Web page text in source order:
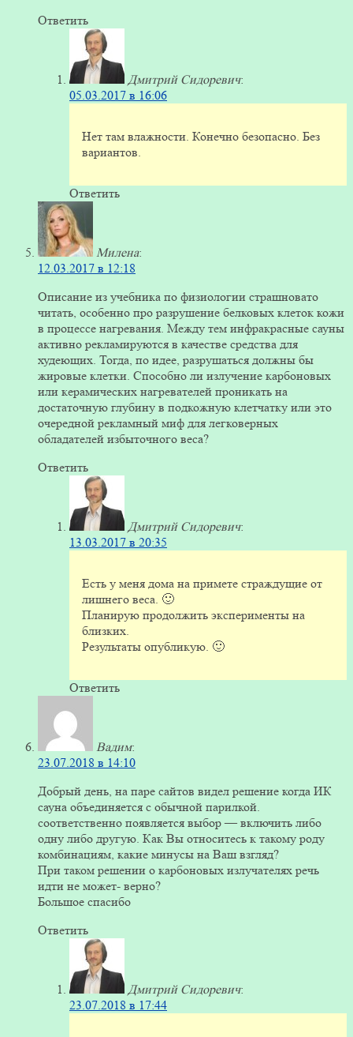
Ответить
Дмитрий Сидоревич:
05.03.2017 в 16:06
Нет там влажности. Конечно безопасно. Без
вариантов.
Ответить
Милена:
12.03.2017 в 12:18
Описание из учебника по физиологии страшновато
читать, особенно про разрушение белковых клеток кожи
в процессе нагревания. Между тем инфракрасные сауны
активно рекламируются в качестве средства для
худеющих. Тогда, по идее, разрушаться должны бы
жировые клетки. Способно ли излучение карбоновых
или керамических нагревателей проникать на
достаточную глубину в подкожную клетчатку или это
очередной рекламный миф для легковерных
обладателей избыточного веса?
Ответить
Дмитрий Сидоревич:
13.03.2017 в 20:35
Есть у меня дома на примете страждущие от
лишнего веса. 🙂
Планирую продолжить эксперименты на
близких.
Результаты опубликую. 🙂
Ответить
Вадим:
23.07.2018 в 14:10
Добрый день, на паре сайтов видел решение когда ИК
сауна объединяется с обычной парилкой.
соответственно появляется выбор — включить либо
одну либо другую. Как Вы относитесь к такому роду
комбинациям, какие минусы на Ваш взгляд?
При таком решении о карбоновых излучателях речь
идти не может- верно?
Большое спасибо
Ответить
Дмитрий Сидоревич:
23.07.2018 в 17:44